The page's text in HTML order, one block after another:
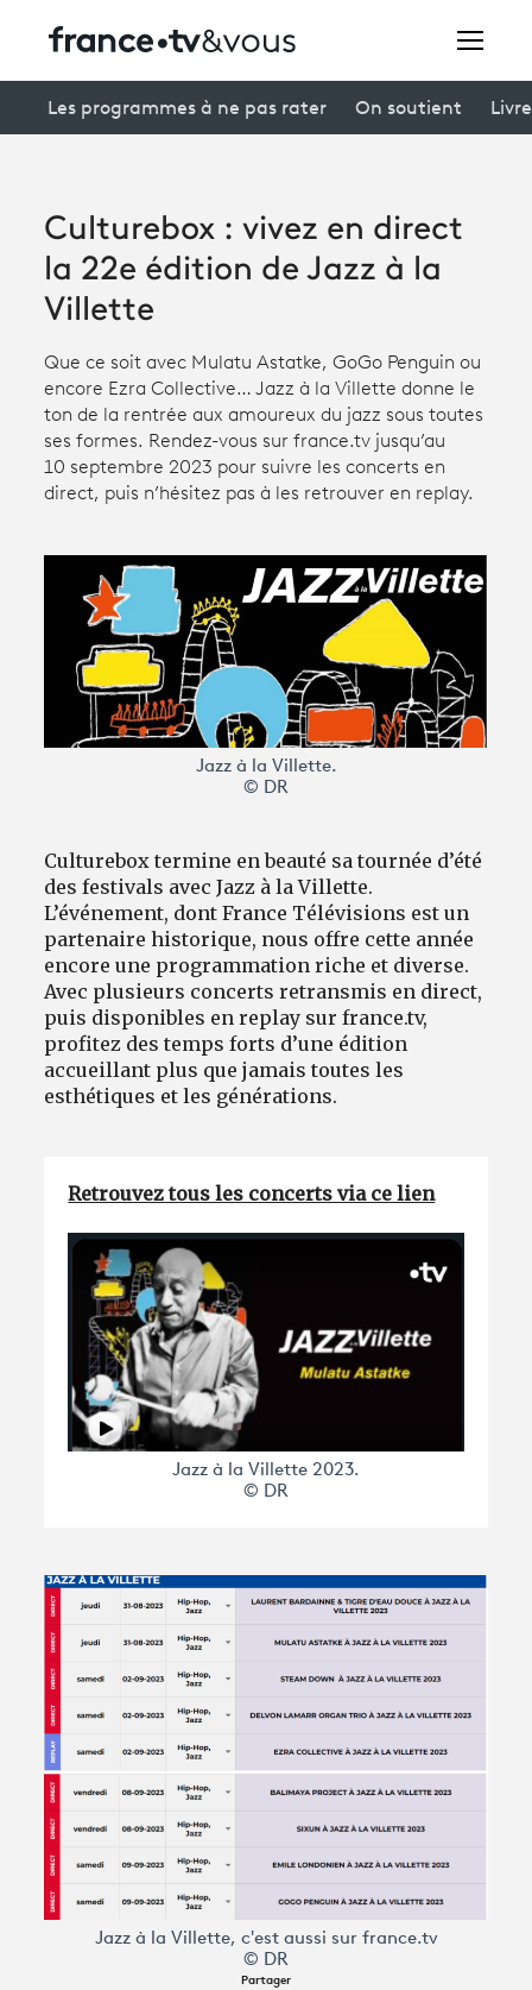
connexion
Avantages fidélité
Creators
À la une
Participer et assister à une émission
À votre écoute
Programme
Les programmes à ne pas rater On soutient
Culturebox : vivez en direct
la 22e édition de Jazz à la
Villette
Que ce soit avec Mulatu Astatke, GoGo Penguin ou
encore Ezra Collective… Jazz à la Villette donne le
ton de la rentrée aux amoureux du jazz sous toutes
ses formes. Rendez-vous sur france.tv jusqu’au
10 septembre 2023 pour suivre les concerts en
direct, puis n’hésitez pas à les retrouver en replay.
Jazz à la Villette.
© DR
Culturebox termine en beauté sa tournée d’été
des festivals avec Jazz à la Villette.
L’événement, dont France Télévisions est un
partenaire historique, nous offre cette année
encore une programmation riche et diverse.
Avec plusieurs concerts retransmis en direct,
puis disponibles en replay sur france.tv,
profitez des temps forts d’une édition
accueillant plus que jamais toutes les
esthétiques et les générations.
Retrouvez tous les concerts via ce lien
Jazz à la Villette 2023.
© DR
Jazz à la Villette, c'est aussi sur france.tv
© DR
Partager